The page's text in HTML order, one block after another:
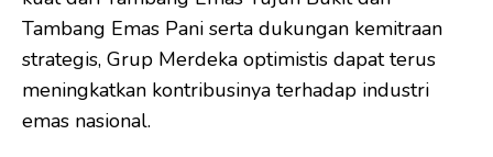
Tambang Emas Pani serta dukungan kemitraan
strategis, Grup Merdeka optimistis dapat terus
meningkatkan kontribusinya terhadap industri
emas nasional.